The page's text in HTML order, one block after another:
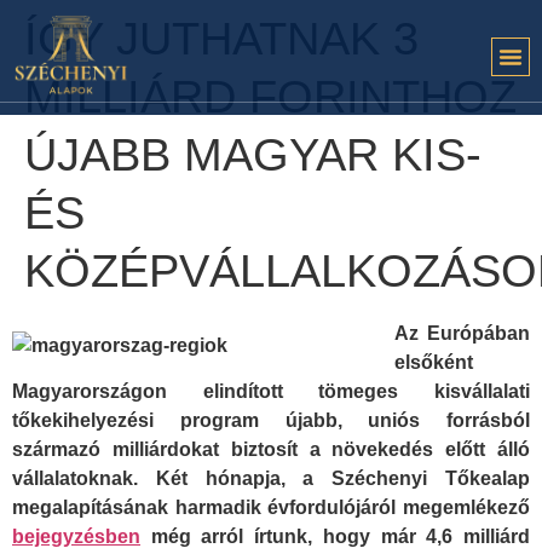
ÍGY JUTHATNAK 3
MILLIÁRD FORINTHOZ
ÚJABB MAGYAR KIS-
ÉS
Az Európában
elsőként
Magyarországon elindított tömeges kisvállalati
tőkekihelyezési program újabb, uniós forrásból
származó milliárdokat biztosít a növekedés előtt álló
vállalatoknak. Két hónapja, a Széchenyi Tőkealap
megalapításának harmadik évfordulójáról megemlékező
bejegyzésben még arról írtunk, hogy már 4,6 milliárd